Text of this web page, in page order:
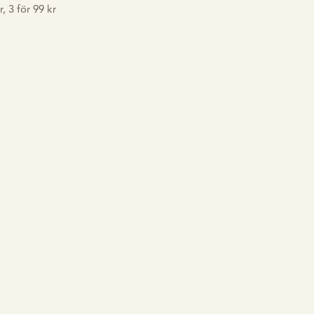
3 för 99 kr